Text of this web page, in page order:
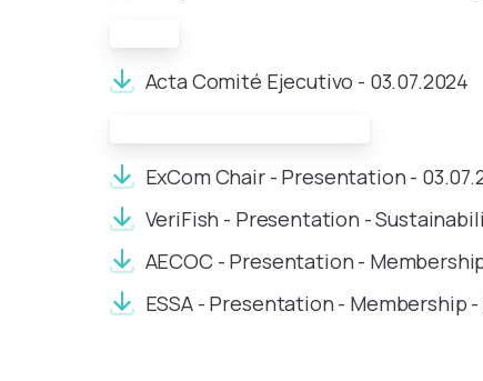
Acta Comité Ejecutivo - 03.07.2024
ExCom Chair - Presentation -
VeriFish - Presentation -
AECOC - Presentation -
ESSA - Presentation - Membership -